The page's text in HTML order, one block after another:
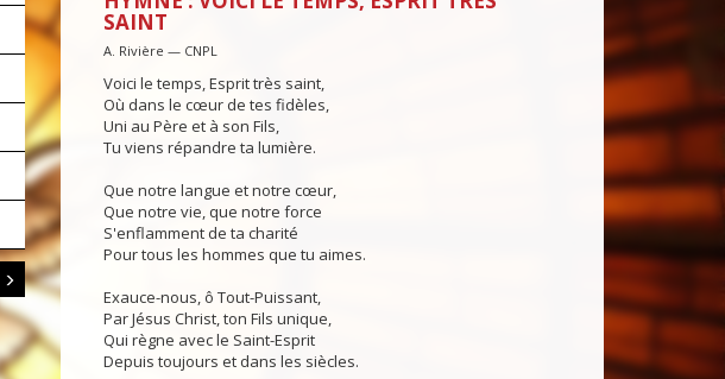
SAINT
A. Rivière — CNPL
Voici le temps, Esprit très saint,
Où dans le cœur de tes fidèles,
Uni au Père et à son Fils,
Tu viens répandre ta lumière.
Que notre langue et notre cœur,
Que notre vie, que notre force
S'enflamment de ta charité
Pour tous les hommes que tu aimes.
Exauce-nous, ô Tout-Puissant,
Par Jésus Christ, ton Fils unique,
Qui règne avec le Saint-Esprit
Depuis toujours et dans les siècles.